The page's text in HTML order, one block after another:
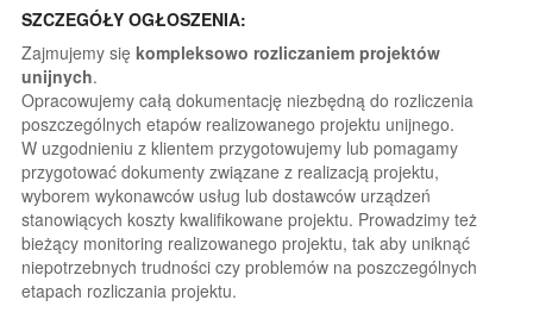
SZCZEGÓŁY OGŁOSZENIA:
Zajmujemy się kompleksowo rozliczaniem projektów
unijnych.
Opracowujemy całą dokumentację niezbędną do rozliczenia
poszczególnych etapów realizowanego projektu unijnego.
W uzgodnieniu z klientem przygotowujemy lub pomagamy
przygotować dokumenty związane z realizacją projektu,
wyborem wykonawców usług lub dostawców urządzeń
stanowiących koszty kwalifikowane projektu. Prowadzimy też
bieżący monitoring realizowanego projektu, tak aby uniknąć
niepotrzebnych trudności czy problemów na poszczególnych
etapach rozliczania projektu.